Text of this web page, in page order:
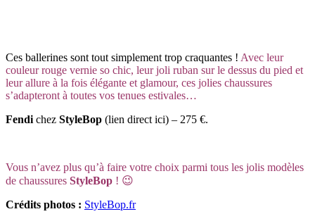
Ces ballerines sont tout simplement trop craquantes ! Avec leur
couleur rouge vernie so chic, leur joli ruban sur le dessus du pied et
leur allure à la fois élégante et glamour, ces jolies chaussures
s’adapteront à toutes vos tenues estivales…
Fendichez StyleBop (lien direct ici) – 275 €.
Vous n’avez plus qu’à faire votre choix parmi tous les jolis modèles
de chaussures StyleBop ! 😉
Crédits photos : StyleBop.fr